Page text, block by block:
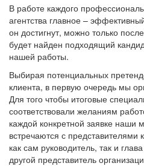
В работе каждого
агентства главное –
он достигнут, можно только
будет найден подходящий
нашей работы.
Выбирая потенциальных
клиента, в первую очередь мы
Для того чтобы итоговые
соответствовали желаниям
каждой конкретной заявке наши
встречаются с
как сам руководитель, так и
другой представитель